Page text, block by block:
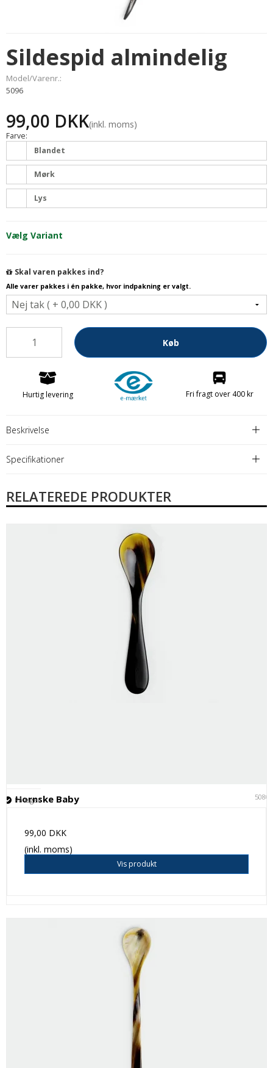
Sildespid almindelig
Model/Varenr.:
5096
99,00 DKK(inkl. moms)
Farve:
Blandet
Mørk
Lys
Vælg Variant
Skal varen pakkes ind?
Alle varer pakkes i én pakke, hvor indpakning er valgt.
Køb
Hurtig levering Fri fragt over 400 kr
Beskrivelse
Specifikationer
RELATEREDE PRODUKTER
Hornske Baby 5080
På lager
99,00 DKK
(inkl. moms)
Vis produkt